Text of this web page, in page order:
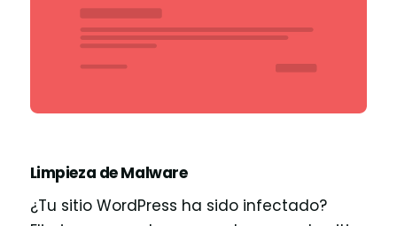
Limpieza de Malware
¿Tu sitio WordPress ha sido infectado?